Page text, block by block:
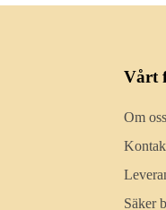
Vårt
Om oss
Säker